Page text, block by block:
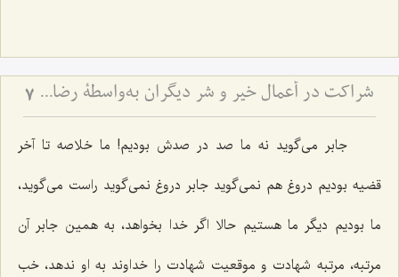
شراکت در أعمال خیر و شر دیگران به‌واسطۀ رضایت از آن عمل 7
جابر می‌گوید نه ما صد در صدش بودیم! ما خلاصه تا آخر
قضیه بودیم دروغ هم نمی‌گوید جابر دروغ نمی‌گوید راست می‌گوید،
ما بودیم دیگر ما هستیم حالا اگر خدا بخواهد، به همین جابر آن
مرتبه، مرتبه شهادت و موقعیت شهادت را خداوند به او ندهد، خب